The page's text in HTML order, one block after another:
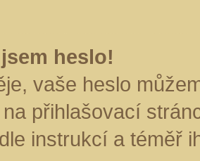
heslo!
vaše heslo
přihlašovací
instrukcí a téměř